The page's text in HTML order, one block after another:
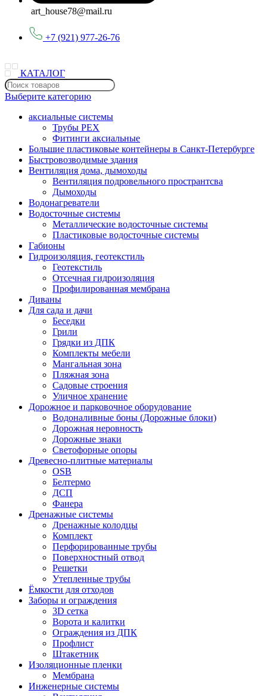
art_house78@mail.ru
+7 (921) 977-26-76
КАТАЛОГ
Выберите категорию
аксиальные системы
Трубы PEX
Фитинги аксиальные
Большие пластиковые контейнеры в Санкт-Петербурге
Быстровозводимые здания
Вентиляция дома, дымоходы
Вентиляция подровельного пространтсва
Дымоходы
Водонагреватели
Водосточные системы
Металлические водосточные системы
Пластиковые водосточные системы
Габионы
Гидроизоляция, геотекстиль
Геотекстиль
Отсечная гидроизоляция
Профилированная мембрана
Диваны
Для сада и дачи
Беседки
Грили
Грядки из ДПК
Комплекты мебели
Мангальная зона
Пляжная зона
Садовые строения
Уличное хранение
Дорожное и парковочное оборудование
Водоналивные боны (Дорожные блоки)
Дорожная неровность
Дорожные знаки
Светофорные опоры
Древесно-плитные материалы
OSB
Белтермо
ДСП
Фанера
Дренажные системы
Дренажные колодцы
Комплект
Перфорированные трубы
Поверхностный отвод
Решетки
Утепленные трубы
Ёмкости для отходов
Заборы и ограждения
3D сетка
Ворота и калитки
Ограждения из ДПК
Профлист
Штакетник
Изоляционные пленки
Мембрана
Инженерные системы